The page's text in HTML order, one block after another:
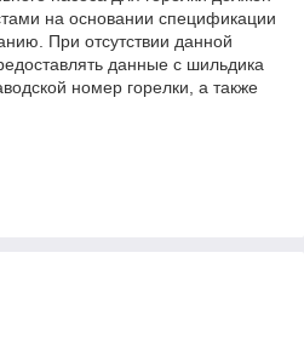
на основании спецификации
При отсутствии данной
данные с шильдика
номер горелки, а также